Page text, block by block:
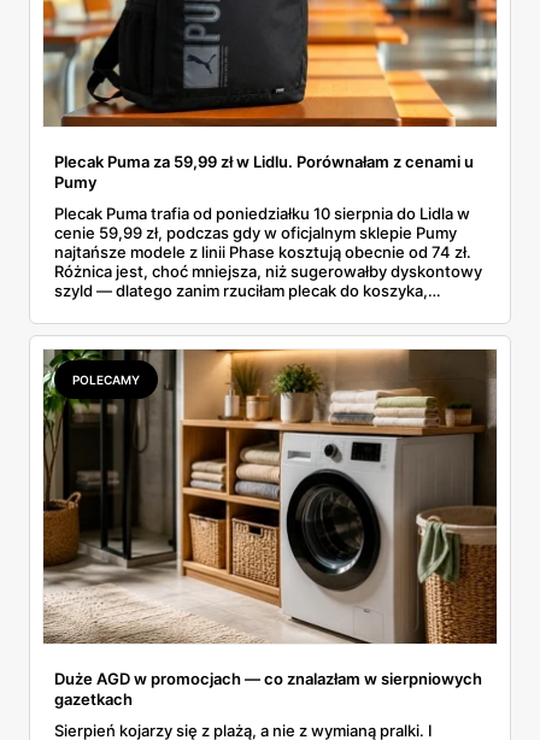
Plecak Puma za 59,99 zł w Lidlu. Porównałam z cenami u
Pumy
Plecak Puma trafia od poniedziałku 10 sierpnia do Lidla w
cenie 59,99 zł, podczas gdy w oficjalnym sklepie Pumy
najtańsze modele z linii Phase kosztują obecnie od 74 zł.
Różnica jest, choć mniejsza, niż sugerowałby dyskontowy
szyld — dlatego zanim rzuciłam plecak do koszyka,
rozpiska: co dokładnie sprzedaje Lidl, ile kosztują
odpowiedniki u producenta i komu ten zakup naprawdę
się opłaci.
POLECAMY
Duże AGD w promocjach — co znalazłam w sierpniowych
gazetkach
Sierpień kojarzy się z plażą, a nie z wymianą pralki. I